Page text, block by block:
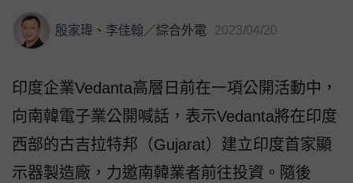
殷家瑋 、 李佳翰／綜合外電 2023/04/20
印度企業Vedanta高層日前在一項公開活動中，
向南韓電子業公開喊話，表示Vedanta將在印度
西部的古吉拉特邦（Gujarat）建立印度首家顯
示器製造廠，力邀南韓業者前往投資。隨後